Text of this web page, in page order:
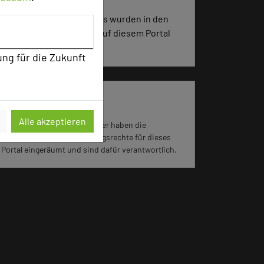
für die Zukunft
Alle akzeptieren
3854 Seiten dieses Hotels wurden in den
vergangenen 30 Tagen auf diesem Portal
aufgerufen.
Impressum zum Hotel
Für die Verwendung der Bilder haben die
jeweiligen Hotels die Nutzungsrechte für dieses
Portal eingeräumt und sind dafür verantwortlich.